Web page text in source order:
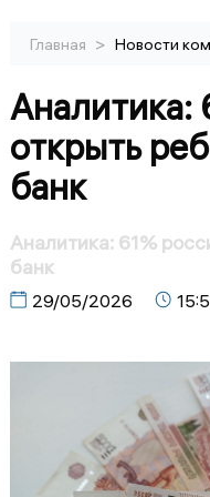
Главная > Новости
Аналитика:
открыть
банк
Аналитика: 61%
банк
29/05/2026